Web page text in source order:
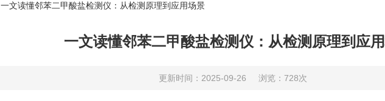
一文读懂邻苯二甲酸盐检测仪：从检测原理到应用场景
一文读懂邻苯二甲酸盐检测仪：从检测原理到应
更新时间：2025-09-26 浏览：728次